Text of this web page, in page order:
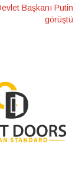
Başkanı Putin
görüştü